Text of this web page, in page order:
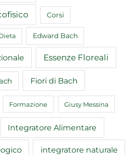
Corsi
Edward Bach
Essenze Floreali
Fiori di Bach
Formazione Giusy Messina
Integratore Alimentare
integratore naturale